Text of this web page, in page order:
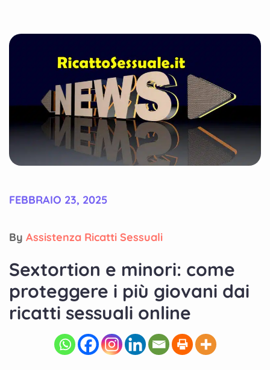
FEBBRAIO 23, 2025
By Assistenza Ricatti Sessuali
Sextortion e minori: come
proteggere i più giovani dai
ricatti sessuali online